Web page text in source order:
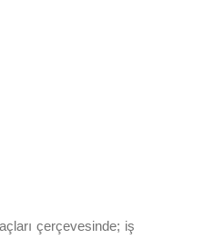
çerçevesinde; iş